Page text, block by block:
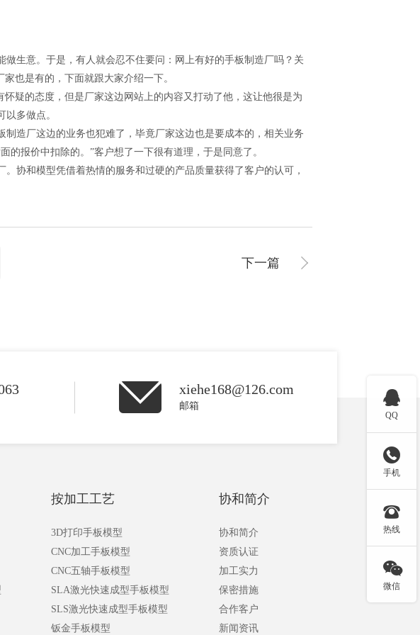
生意。于是，有人就会忍不住要问：网上有好的手板制造厂吗？关
也是有的，下面就跟大家介绍一下。
疑的态度，但是厂家这边网站上的内容又打动了他，这让他很是为
多做点。
造厂这边的业务也犯难了，毕竟厂家这边也是要成本的，相关业务
报价中扣除的。”客户想了一下很有道理，于是同意了。
和模型凭借着热情的服务和过硬的产品质量获得了客户的认可，
下一篇
xiehe168@126.com
邮箱
按加工工艺
3D打印手板模型
CNC加工手板模型
CNC五轴手板模型
SLA激光快速成型手板模型
SLS激光快速成型手板模型
钣金手板模型
协和简介
协和简介
资质认证
加工实力
保密措施
合作客户
新闻资讯

QQ

手机

热线

微信